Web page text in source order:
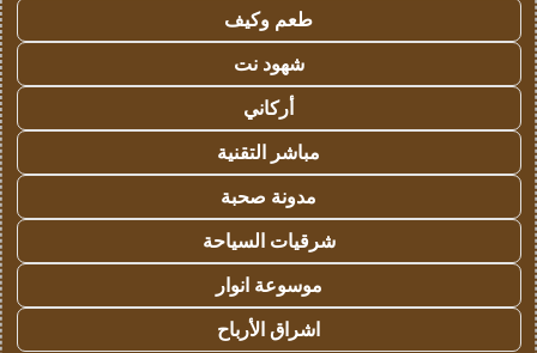
طعم وكيف
شهود نت
أركاني
مباشر التقنية
مدونة صحبة
شرقيات السياحة
موسوعة انوار
اشراق الأرباح